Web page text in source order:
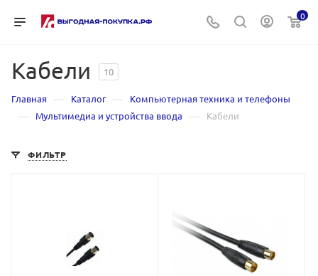
0
Кабели 10
Главная — Каталог — Компьютерная техника и телефоны
— Мультимедиа и устройства ввода — Кабели
ФИЛЬТР